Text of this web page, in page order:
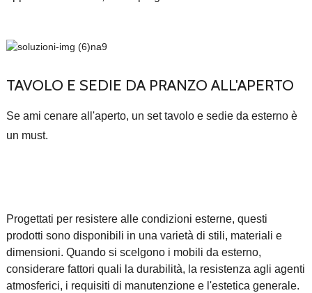
TAVOLO E SEDIE DA PRANZO ALL'APERTO
Se ami cenare all'aperto, un set tavolo e sedie da esterno è
un must.
Progettati per resistere alle condizioni esterne, questi
prodotti sono disponibili in una varietà di stili, materiali e
dimensioni. Quando si scelgono i mobili da esterno,
considerare fattori quali la durabilità, la resistenza agli agenti
atmosferici, i requisiti di manutenzione e l'estetica generale.